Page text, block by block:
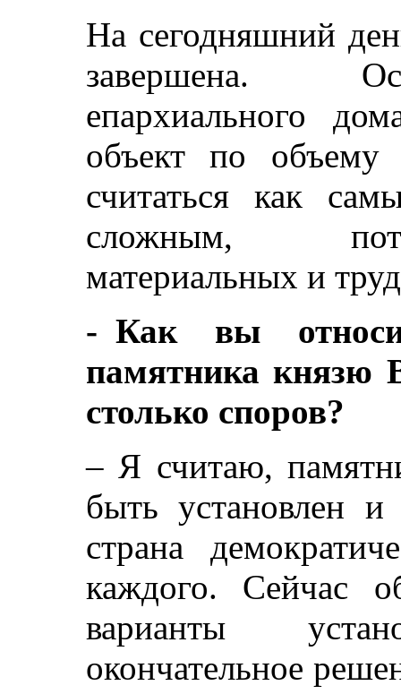
На сегодняшний
завершена.
епархиального
объект по объему
считаться как
сложным,
материальных и
- Как вы
памятника князю
столько споров?
– Я считаю,
быть установлен
страна
каждого. Сейчас
варианты
окончательное